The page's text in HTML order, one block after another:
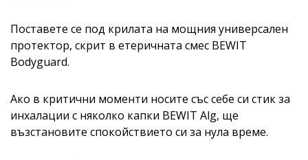
Поставете се под крилата на мощния универсален
протектор, скрит в етеричната смес BEWIT
Bodyguard.
Ако в критични моменти носите със себе си стик за
инхалации с няколко капки BEWIT Alg, ще
възстановите спокойствието си за нула време.